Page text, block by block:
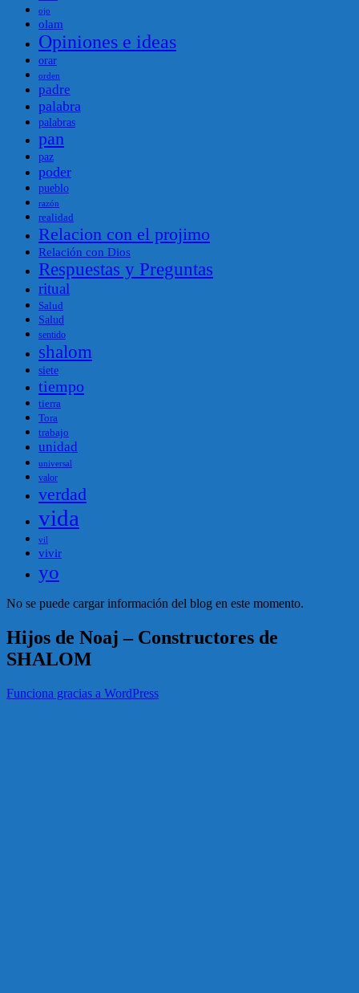
ojo
olam
Opiniones e ideas
orar
orden
padre
palabra
palabras
pan
paz
poder
pueblo
razón
realidad
Relacion con el projimo
Relación con Dios
Respuestas y Preguntas
ritual
Salud
Salud
sentido
shalom
siete
tiempo
tierra
Tora
trabajo
unidad
universal
valor
verdad
vida
vil
vivir
yo
No se puede cargar información del blog en este momento.
Hijos de Noaj – Constructores de
SHALOM
Funciona gracias a WordPress